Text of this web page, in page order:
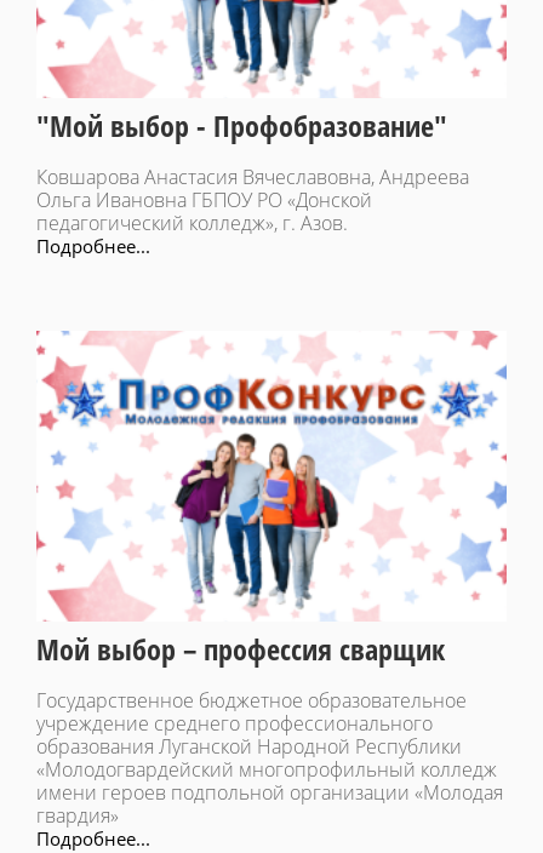
"Мой выбор - Профобразование"
Ковшарова Анастасия Вячеславовна, Андреева
Ольга Ивановна ГБПОУ РО «Донской
педагогический колледж», г. Азов.
Подробнее...
Мой выбор – профессия сварщик
Государственное бюджетное образовательное
учреждение среднего профессионального
образования Луганской Народной Республики
«Молодогвардейский многопрофильный колледж
имени героев подпольной организации «Молодая
гвардия»
Подробнее...